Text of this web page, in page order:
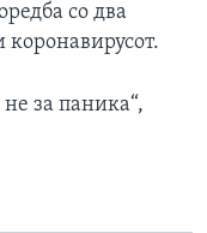
со два
за паника“,